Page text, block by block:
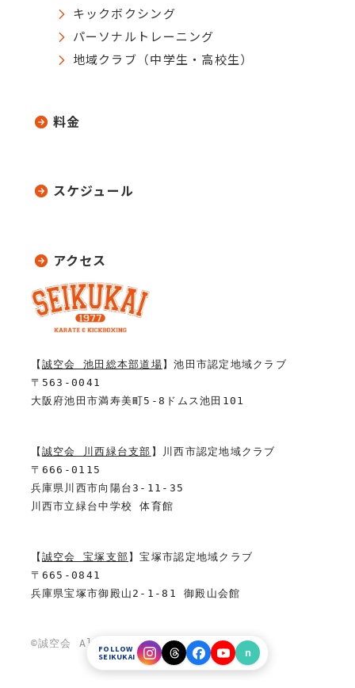
【 誠空会 池田総本部道場 】池田市認定地域クラブ
〒563-0041
大阪府池田市満寿美町5-8ドムス池田101
【 誠空会 川西緑台支部 】川西市認定地域クラブ
〒666-0115
兵庫県川西市向陽台3-11-35
川西市立緑台中学校 体育館
【 誠空会 宝塚支部 】宝塚市認定地域クラブ
〒665-0841
兵庫県宝塚市御殿山2-1-81 御殿山会館
©誠空会 All Rights Reserved.
キックボクシング
パーソナルトレーニング
地域クラブ（中学生・高校生）
料金
スケジュール
アクセス
入会
FOLLOW
SEIKUKAI n